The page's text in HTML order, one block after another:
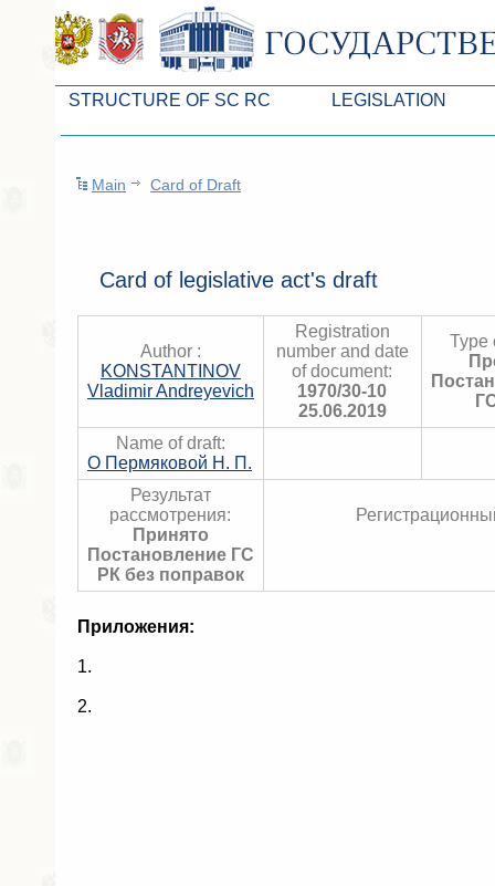
STRUCTURE OF SC RC
Presidium of SC ARC
Permanent commissions of SC ARC
Apparatus of SC of the ARC
Советники Председателя ГС РК
Управление делами ГС РК
Поиск депутата по округу
LEGISLATION
Антикоррупционная
Информация
Схема
Статистика
Main Card of Draft
Card of legislative act's draft
Author :
KONSTANTINOV
Vladimir Andreyevich
Registration
number and date
of document:
1970/30-10
25.06.2019
Type
Name of draft:
О Пермяковой Н. П.
Результат
рассмотрения:
Принято
Постановление ГС
РК без поправок
Приложения:
1.
2.